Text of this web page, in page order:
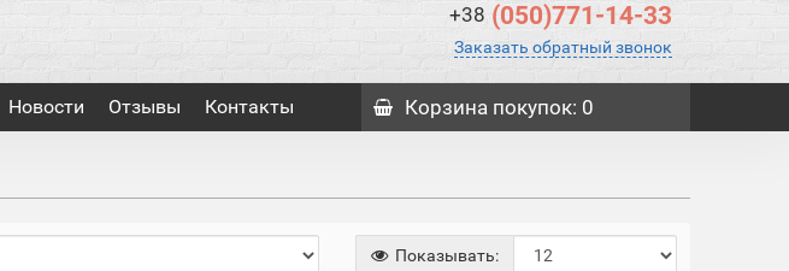
+38 (050)771-14-33
Заказать обратный звонок
Новости Отзывы Контакты Корзина покупок: 0
Показывать: